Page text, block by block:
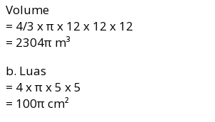
Volume
= 4/3 x π x 12 x 12 x 12
= 2304π m³
b. Luas
= 4 x π x 5 x 5
= 100π cm²